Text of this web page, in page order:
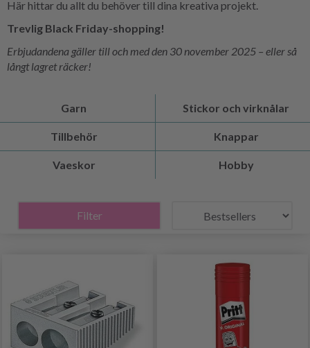
Här hittar du allt du behöver till dina kreativa projekt.
Trevlig Black Friday-shopping!
Erbjudandena gäller till och med den 30 november 2025 – eller så
långt lagret räcker!
Garn Stickor och virknålar
Tillbehör Knappar
Vaeskor Hobby
Filter